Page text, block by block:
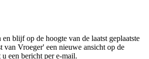
blijf op de hoogte van de laatst geplaatste
van Vroeger' een nieuwe ansicht op de
een bericht per e-mail.